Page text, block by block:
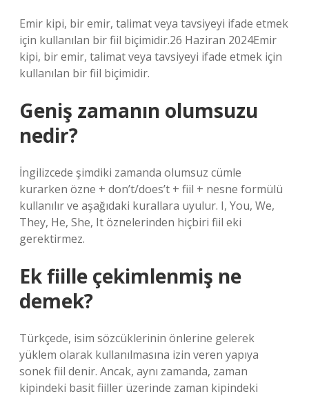
Emir kipi, bir emir, talimat veya tavsiyeyi ifade etmek
için kullanılan bir fiil biçimidir.26 Haziran 2024Emir
kipi, bir emir, talimat veya tavsiyeyi ifade etmek için
kullanılan bir fiil biçimidir.
Geniş zamanın olumsuzu
nedir?
İngilizcede şimdiki zamanda olumsuz cümle
kurarken özne + don’t/does’t + fiil + nesne formülü
kullanılır ve aşağıdaki kurallara uyulur. I, You, We,
They, He, She, It öznelerinden hiçbiri fiil eki
gerektirmez.
Ek fiille çekimlenmiş ne
demek?
Türkçede, isim sözcüklerinin önlerine gelerek
yüklem olarak kullanılmasına izin veren yapıya
sonek fiil denir. Ancak, aynı zamanda, zaman
kipindeki basit fiiller üzerinde zaman kipindeki